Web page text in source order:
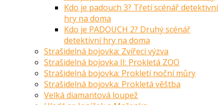
Kdo je padouch 3? Třetí scénář detektivní
hry na doma
Kdo je PADOUCH 2? Druhý scénář
detektivní hry na doma
Strašidelná bojovka: Zvířecí výzva
Strašidelná bojovka II: Prokletá ZOO
Strašidelná bojovka: Prokletí noční můry
Strašidelná bojovka: Prokletá věštba
Velká diamantová loupež